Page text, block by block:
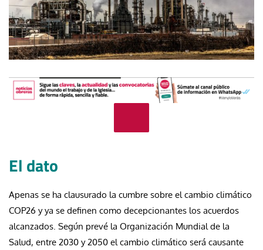
El dato
Apenas se ha clausurado la cumbre sobre el cambio climático
COP26 y ya se definen como decepcionantes los acuerdos
alcanzados. Según prevé la Organización Mundial de la
Salud, entre 2030 y 2050 el cambio climático será causante